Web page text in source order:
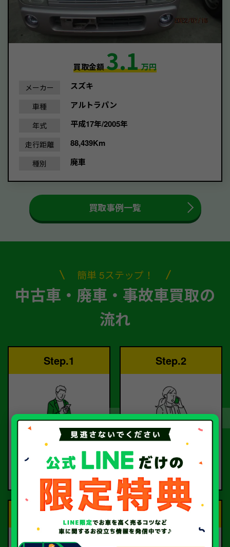
買取金額3.1万円
メーカー スズキ
車種 アルトラパン
年式 平成17年/2005年
走行距離 88,439Km
種別 廃車
買取事例一覧
簡単 5ステップ！
中古車・廃車・事故車買取の
流れ
Step.1
ご依頼
お電話または査定フォー
ムより
ご依頼ください。
Step.2
査定
お電話で回答いたしま
す。
Step.3 Step.4